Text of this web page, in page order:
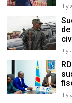
Il y
Il y
Il y